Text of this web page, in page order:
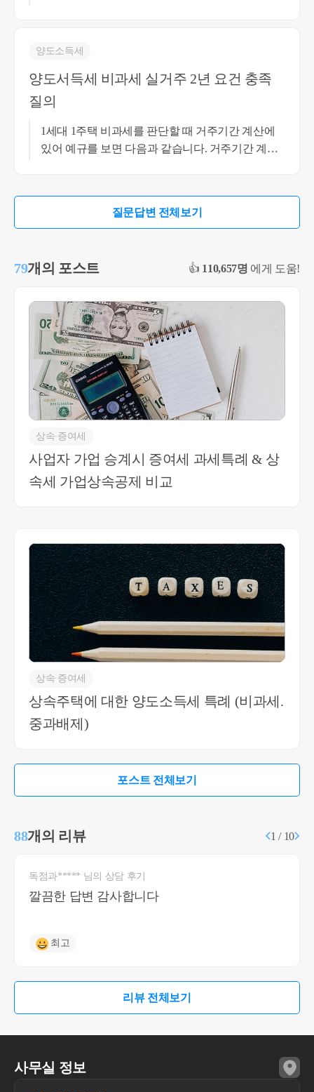
라면 비과세 요건의 부득이한 사유에 해당해 보이
방 거주자인 경우는 이 부득이한 사유에 해당되지
않아 보입니다. 자세한 사실 관계를 알아야 더 정확
사 010-4012-0152
양도소득세
양도서득세 비과세 실거주 2년 요건 충족
질의
1세대 1주택 비과세를 판단할 때 거주기간 계산에
있어 예규를 보면 다음과 같습니다. 거주기간 계산
지 못한 경우, 나머지 세대원이 거주한 경우 거주 요
의 요건에 맞는다면, 비과세는 가능할 것으로 보입
를 총체적으로 검토해야 하는 점 참고 부탁드립니
다. 추가적인 문의 사항 있으시면 언제든 연락주세
요 감사합니다. 최혜경세무사 010-4012-0152
질문답변 전체보기
79개의 포스트 👍 110,657명 에게 도움!
상속∙증여세
사업자 가업 승계시 증여세 과세특례 & 상
속세 가업상속공제 비교
상속∙증여세
상속주택에 대한 양도소득세 특례 (비과세.
중과배제)
포스트 전체보기
88개의 리뷰 1 / 10
독점과***** 님의 상담 후기
깔끔한 답변 감사합니다
최고
리뷰 전체보기
사무실 정보